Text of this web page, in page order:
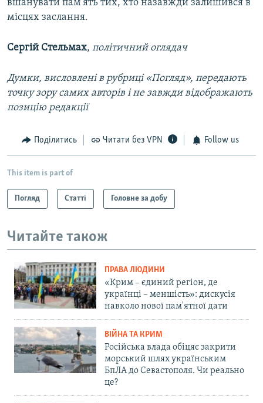
вшанувати пам'ять тих, хто назавжди залишився в
місцях заслання.
Сергій Стельмах, політичний оглядач
Думки, висловлені в рубриці «Погляд», передають
точку зору самих авторів і не завжди відображають
позицію редакції
Поділитись Читати без VPN Follow us
This item is part of
Погляд Статті Головне за добу
Читайте також
ПРАВА ЛЮДИНИ
«Крим – єдиний регіон, де
українці – меншість»: дискусія
навколо нової пам'ятної дати
ВІЙНА ТА КРИМ
Російська влада обіцяє закрити
морський шлях українським
БпЛА до Севастополя. Чи реально
це?